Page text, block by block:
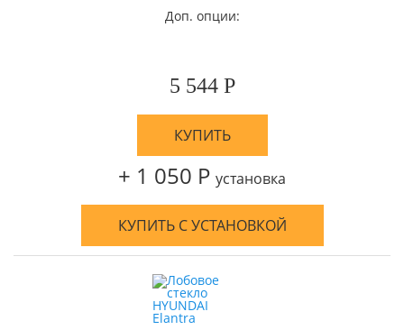
Доп. опции:
5 544 Р
КУПИТЬ
+ 1 050 Р установка
КУПИТЬ С УСТАНОВКОЙ